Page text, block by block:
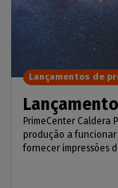
PrimeCenter Caldera
produção a funcionar
fornecer impressões
Lançamentos de